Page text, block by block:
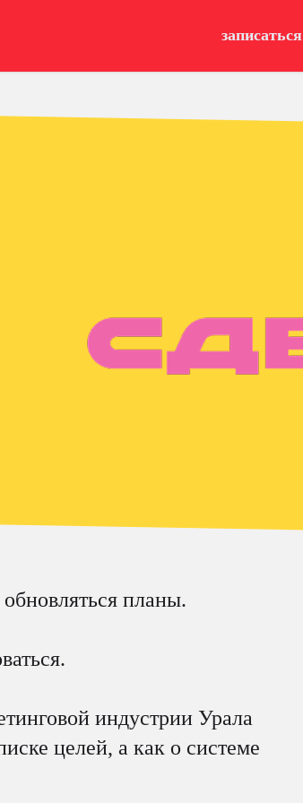
записаться
планы.
индустрии Урала
целей, а как о системе